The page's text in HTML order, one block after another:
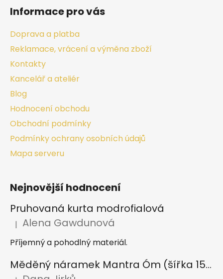
Informace pro vás
Doprava a platba
Reklamace, vrácení a výměna zboží
Kontakty
Kancelář a ateliér
Blog
Hodnocení obchodu
Obchodní podmínky
Podmínky ochrany osobních údajů
Mapa serveru
Nejnovější hodnocení
Pruhovaná kurta modrofialová
Hodnocení produktu je 5 z 5 hvězdiček.
| Alena Gawdunová
Příjemný a pohodlný materiál.
Měděný náramek Mantra Óm (šířka 15 mm)